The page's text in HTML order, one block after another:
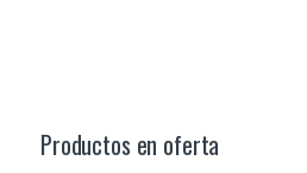
Productos en oferta